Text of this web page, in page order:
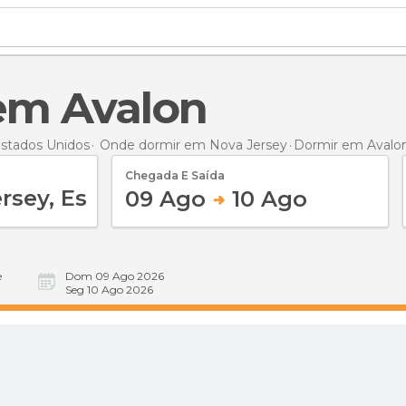
Avalon
Unidos Onde dormir em Nova Jersey Dormir em
Chegada E Saída
09 Ago 10 Ago
Dom 09 Ago 2026
Seg 10 Ago 2026